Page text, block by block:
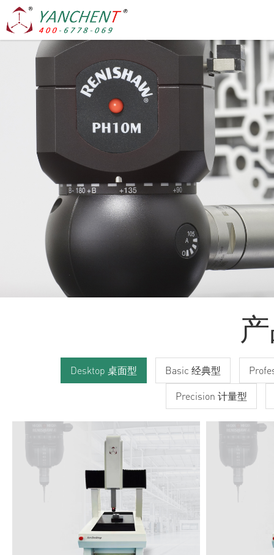
Desktop 桌面型 Basic 经典型
Precision 计量型